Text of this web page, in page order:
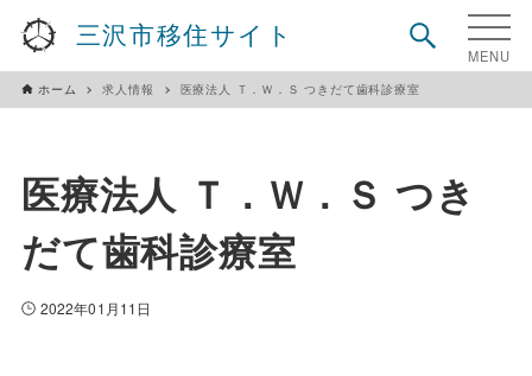
三沢市移住サイト
ホーム 求人情報 医療法人 Ｔ．Ｗ．Ｓ つきだて歯科診療室
医療法人 Ｔ．Ｗ．Ｓ つき
だて歯科診療室
2022年01月11日